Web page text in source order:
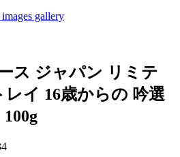
gallery
ス ジャパン リミテ
レイ 16歳からの 吟選